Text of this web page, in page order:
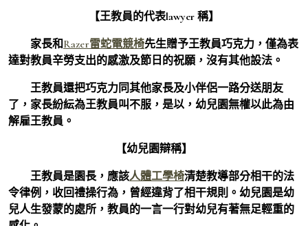
【王教員的代表lawyer 稱】
家長和Razer雷蛇電競椅先生贈予王教員巧克力，僅為表
達對教員辛勞支出的感激及節日的祝願，沒有其他設法。
王教員還把巧克力同其他家長及小伴侶一路分送朋友
了，家長紛紜為王教員叫不服，是以，幼兒園無權以此為由
解雇王教員。
【幼兒園辯稱】
王教員是園長，應該人體工學椅清楚教導部分相干的法
令律例，收回禮操行為，曾經違背了相干規則。幼兒園是幼
兒人生發蒙的處所，教員的一言一行對幼兒有著無足輕重的